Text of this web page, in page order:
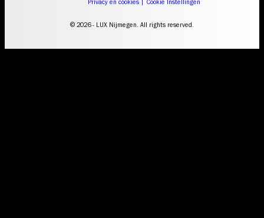
Privacy en cookies | Cookie Instellingen
© 2026 - LUX Nijmegen. All rights reserved.